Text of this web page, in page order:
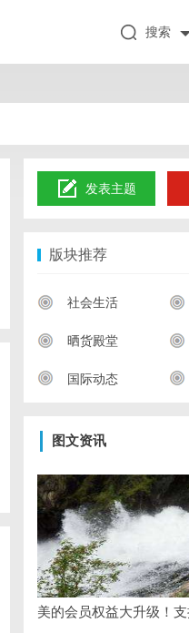
搜索
发表主题
版块推荐
社会生活
晒货殿堂
国际动态
图文资讯